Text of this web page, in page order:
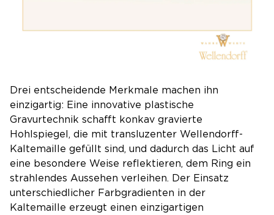
Drei entscheidende Merkmale machen ihn
einzigartig: Eine innovative plastische
Gravurtechnik schafft konkav gravierte
Hohlspiegel, die mit transluzenter Wellendorff-
Kaltemaille gefüllt sind, und dadurch das Licht auf
eine besondere Weise reflektieren, dem Ring ein
strahlendes Aussehen verleihen. Der Einsatz
unterschiedlicher Farbgradienten in der
Kaltemaille erzeugt einen einzigartigen